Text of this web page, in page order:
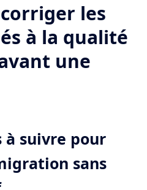
les
à la qualité
une
à suivre pour
sans